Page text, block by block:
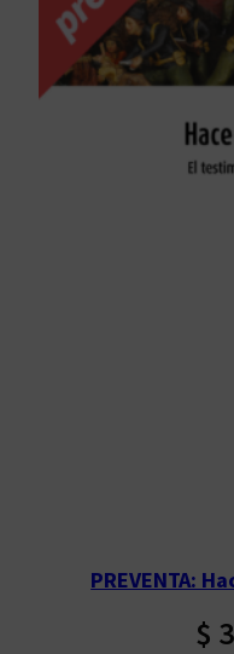
PREVENTA:
$